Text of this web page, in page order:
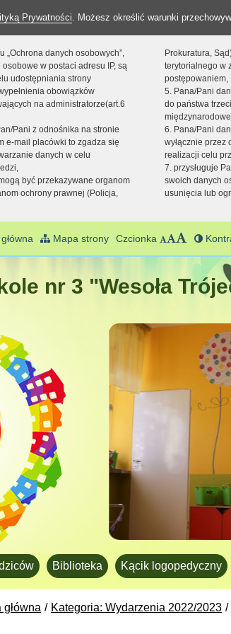
Prywatności. Możesz określić warunki
„Ochrona danych osobowych”,
w postaci adresu IP, są
udostępniania strony
obowiązków
na administratorze(art.6
Pani z odnośnika na stronie
e-mail placówki to zgadza się
danych w celu
być przekazywane organom
ochrony prawnej (Policja,
Prokuratura,
terytorialnego w
postępowaniem,
5. Pana/Pani
do państwa
6. Pana/Pani
wyłącznie przez
realizacji celu
7. przysługuje
swoich danych
usunięcia lub
Mapa strony Czcionka
nr 3 "Wesoła
Biblioteka Kącik logopedyczny
główna Kategoria: Wydarzenia 2022/2023